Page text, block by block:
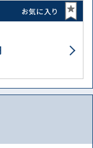
・駅
探す
お気に入り